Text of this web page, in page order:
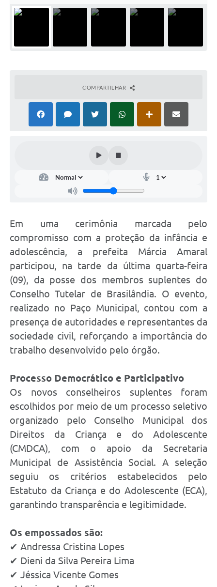
COMPARTILHAR
Em uma cerimônia marcada pelo
compromisso com a proteção da infância e
adolescência, a prefeita Márcia Amaral
participou, na tarde da última quarta-feira
(09), da posse dos membros suplentes do
Conselho Tutelar de Brasilândia. O evento,
realizado no Paço Municipal, contou com a
presença de autoridades e representantes da
sociedade civil, reforçando a importância do
trabalho desenvolvido pelo órgão.
Processo Democrático e Participativo
Os novos conselheiros suplentes foram
escolhidos por meio de um processo seletivo
organizado pelo Conselho Municipal dos
Direitos da Criança e do Adolescente
(CMDCA), com o apoio da Secretaria
Municipal de Assistência Social. A seleção
seguiu os critérios estabelecidos pelo
Estatuto da Criança e do Adolescente (ECA),
garantindo transparência e legitimidade.
Os empossados são:
✔ Andressa Cristina Lopes
✔ Dieni da Silva Pereira Lima
✔ Jéssica Vicente Gomes